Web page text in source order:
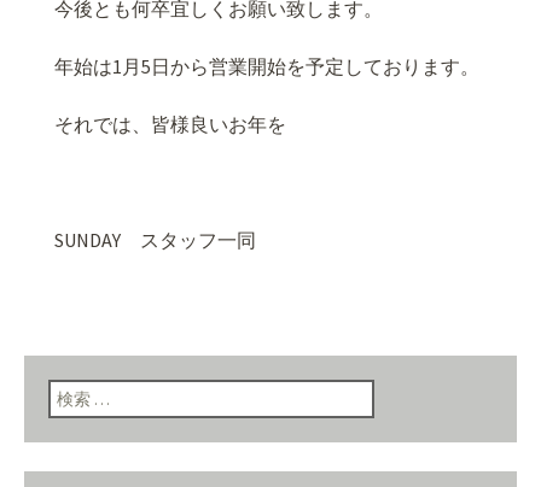
今後とも何卒宜しくお願い致します。
年始は1月5日から営業開始を予定しております。
それでは、皆様良いお年を
SUNDAY スタッフ一同
検索: